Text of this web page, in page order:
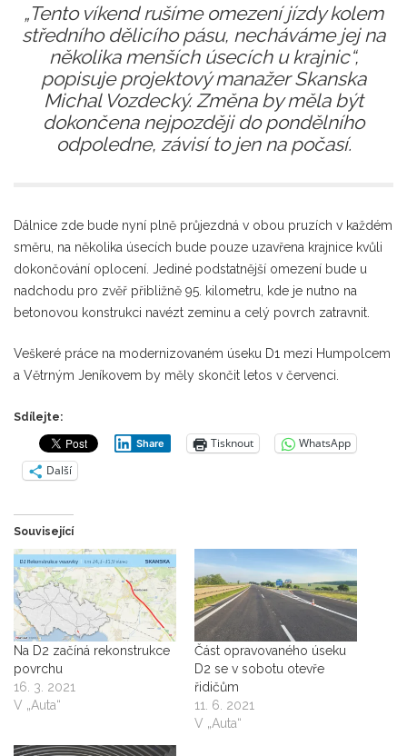
„Tento víkend rušíme omezení jízdy kolem
středního dělicího pásu, necháváme jej na
několika menších úsecích u krajnic“,
popisuje projektový manažer Skanska
Michal Vozdecký. Změna by měla být
dokončena nejpozději do pondělního
odpoledne, závisí to jen na počasí.
Dálnice zde bude nyní plně průjezdná v obou pruzích v každém
směru, na několika úsecích bude pouze uzavřena krajnice kvůli
dokončování oplocení. Jediné podstatnější omezení bude u
nadchodu pro zvěř přibližně 95. kilometru, kde je nutno na
betonovou konstrukci navézt zeminu a celý povrch zatravnit.
Veškeré práce na modernizovaném úseku D1 mezi Humpolcem
a Větrným Jeníkovem by měly skončit letos v červenci.
Sdílejte:
Share Tisknout
WhatsApp
Další
Související
Na D2 začíná rekonstrukce
povrchu
16. 3. 2021
V „Auta“
Část opravovaného úseku
D2 se v sobotu otevře
řidičům
11. 6. 2021
V „Auta“